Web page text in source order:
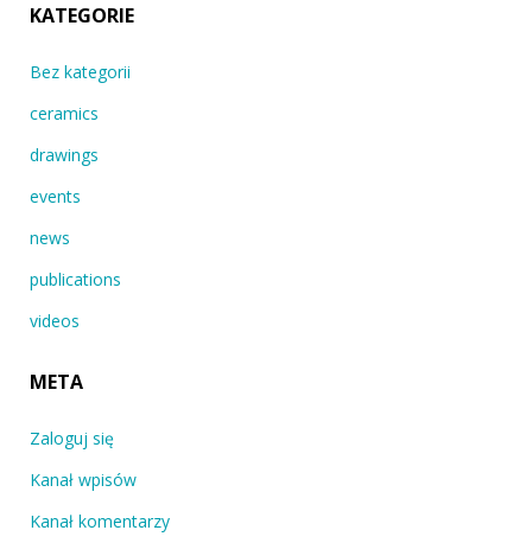
KATEGORIE
Bez kategorii
ceramics
drawings
events
news
publications
videos
META
Zaloguj się
Kanał wpisów
Kanał komentarzy